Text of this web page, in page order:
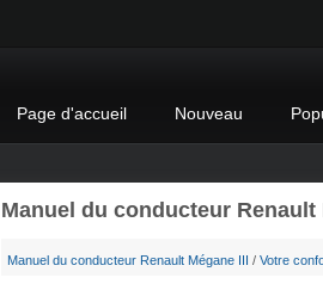
Page d'accueil Nouveau
Manuel du conducteur
Manuel du conducteur Renault Mégane III / Votre